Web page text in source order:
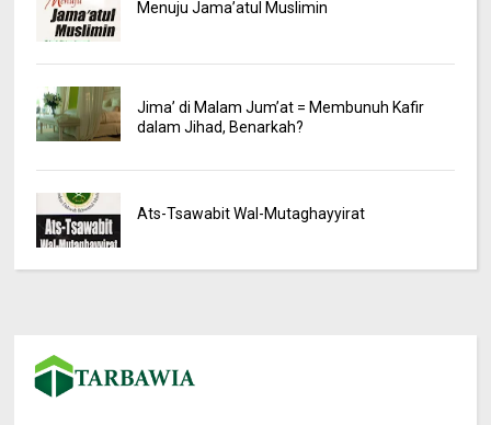
Menuju Jama’atul Muslimin
Jima’ di Malam Jum’at = Membunuh Kafir
dalam Jihad, Benarkah?
Ats-Tsawabit Wal-Mutaghayyirat